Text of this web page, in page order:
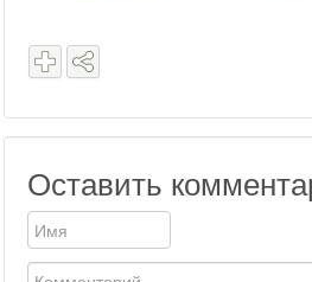
Оставить